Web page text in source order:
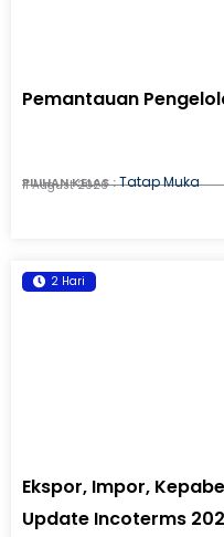
Pemantauan
PILIHAN KELAS :Tatap Muka
11 August 2026
2 Hari
Ekspor, Impor,
Update Incoterms